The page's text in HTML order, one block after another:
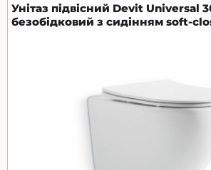
Унітаз підвісний Devit Universal
безобідковий з сидінням soft-